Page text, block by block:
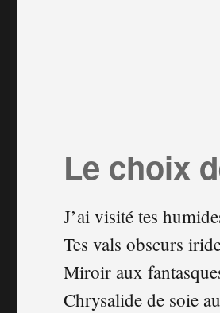
Le choix
J’ai visité tes
Tes vals obscurs
Miroir aux
Chrysalide de soie